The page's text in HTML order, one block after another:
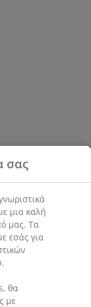
σας
μια καλή
μας. Τα
εσάς για
θα
με